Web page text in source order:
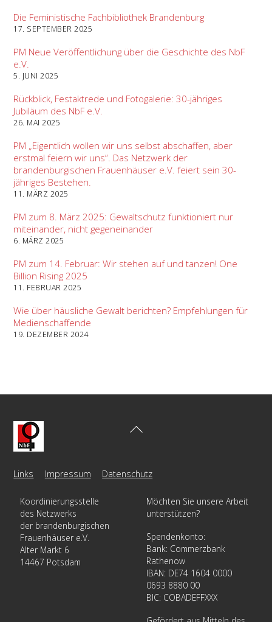
Die Feministische Fachbibliothek Brandenburg
17. SEPTEMBER 2025
PM Neue Veröffentlichung über die Geschichte des NbF
e.V.
5. JUNI 2025
Rückblick, Festaktrede und Fotogalerie: 30-jähriges
Jubiläum des NbF e.V.
26. MAI 2025
PM „Eigentlich wollen wir uns selbst abschaffen, aber
erstmal feiern wir uns“. Das Netzwerk der
brandenburgischen Frauenhäuser e.V. feiert sein 30-
jähriges Bestehen.
11. MÄRZ 2025
PM zum 8. März 2025: Gewaltschutz funktioniert nur
miteinander, nicht gegeneinander
6. MÄRZ 2025
PM zum 14. Februar: Wir stehen auf und tanzen! One
Billion Rising 2025
11. FEBRUAR 2025
Wie über häusliche Gewalt berichten? Empfehlungen für
Medienschaffende
19. DEZEMBER 2024
Back
To
Links Impressum Datenschutz
Koordinierungsstelle
des Netzwerks
der brandenburgischen
Frauenhäuser e.V.
Alter Markt 6
14467 Potsdam
Möchten Sie unsere Arbeit
unterstützen?
Spendenkonto:
Bank: Commerzbank
Rathenow
IBAN: DE74 1604 0000
0693 8880 00
BIC: COBADEFFXXX